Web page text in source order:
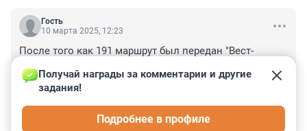
Гость
10 марта 2025, 12:23
После того как 191 маршрут был передан "Вест-
доезжая до остановки, там где мало народа ,
высаживать народ и стоять пустыми , выжидая время
, простоит 20 мин. следующий подъезжает, этот
отьезжает ..... с какой целью кто знает ?
Получай награды за комментарии и другие
задания!
Подробнее в профиле